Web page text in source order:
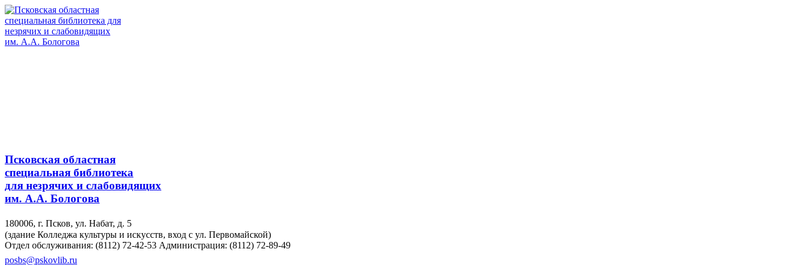
Псковская областная
специальная библиотека
для незрячих и слабовидящих
им. А.А. Бологова
180006, г. Псков, ул. Набат, д. 5
(здание Колледжа культуры и искусств, вход с ул. Первомайской)
Отдел обслуживания: (8112) 72-42-53 Администрация: (8112) 72-89-49
posbs@pskovlib.ru